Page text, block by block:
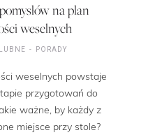
na plan
weselnych
PORADY
weselnych powstaje
przygotowań do
ważne, by każdy z
miejsce przy stole?